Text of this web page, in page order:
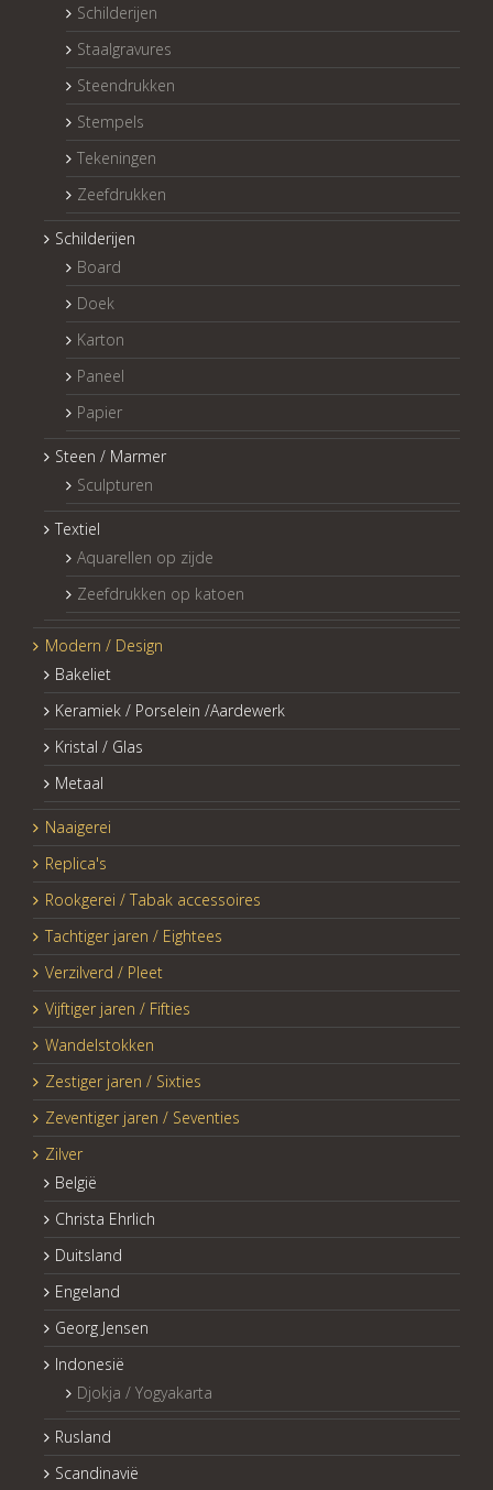
Schilderijen
Staalgravures
Steendrukken
Stempels
Tekeningen
Zeefdrukken
Schilderijen
Board
Doek
Karton
Paneel
Papier
Steen / Marmer
Sculpturen
Textiel
Aquarellen op zijde
Zeefdrukken op katoen
Modern / Design
Bakeliet
Keramiek / Porselein /Aardewerk
Kristal / Glas
Metaal
Naaigerei
Replica's
Rookgerei / Tabak accessoires
Tachtiger jaren / Eightees
Verzilverd / Pleet
Vijftiger jaren / Fifties
Wandelstokken
Zestiger jaren / Sixties
Zeventiger jaren / Seventies
Zilver
België
Christa Ehrlich
Duitsland
Engeland
Georg Jensen
Indonesië
Djokja / Yogyakarta
Rusland
Scandinavië